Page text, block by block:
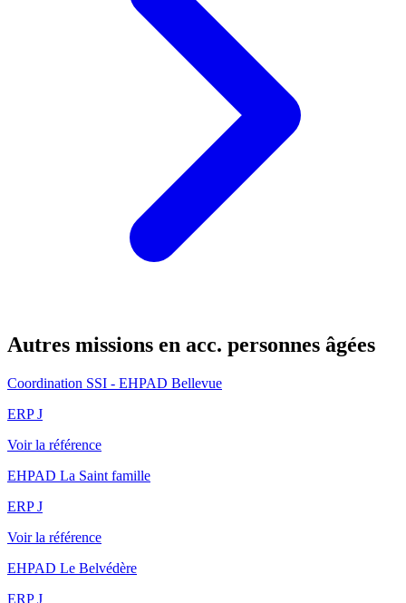
Autres missions en acc. personnes âgées
Coordination SSI - EHPAD Bellevue
ERP J
Voir la référence
EHPAD La Saint famille
ERP J
Voir la référence
EHPAD Le Belvédère
ERP J